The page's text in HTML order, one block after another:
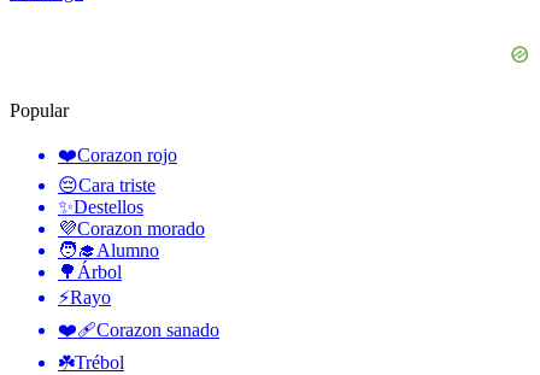
Popular
❤️Corazon rojo
😔Cara triste
✨Destellos
💜Corazon morado
🧑‍🎓Alumno
🌳 Árbol
⚡Rayo
❤️‍🩹Corazon sanado
☘️Trébol